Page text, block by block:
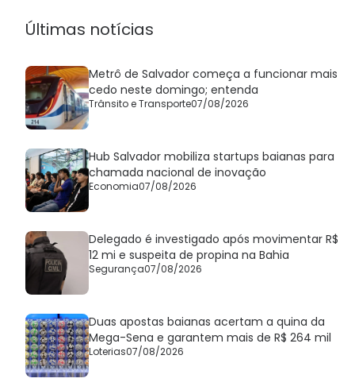
Últimas notícias
Metrô de Salvador começa a funcionar mais
cedo neste domingo; entenda
Trânsito e Transporte07/08/2026
Hub Salvador mobiliza startups baianas para
chamada nacional de inovação
Economia07/08/2026
Delegado é investigado após movimentar R$
12 mi e suspeita de propina na Bahia
Segurança07/08/2026
Duas apostas baianas acertam a quina da
Mega-Sena e garantem mais de R$ 264 mil
Loterias07/08/2026